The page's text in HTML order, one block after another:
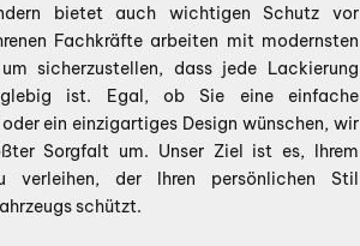
bietet auch wichtigen Schutz vor
Fachkräfte arbeiten mit modernsten
sicherzustellen, dass jede Lackierung
ist. Egal, ob Sie eine einfache
ein einzigartiges Design wünschen, wir
Sorgfalt um. Unser Ziel ist es, Ihrem
verleihen, der Ihren persönlichen Stil
schützt.